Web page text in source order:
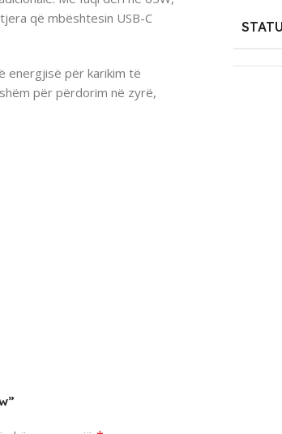
që mbështesin USB-C
energjisë për karikim të
për përdorim në zyrë,